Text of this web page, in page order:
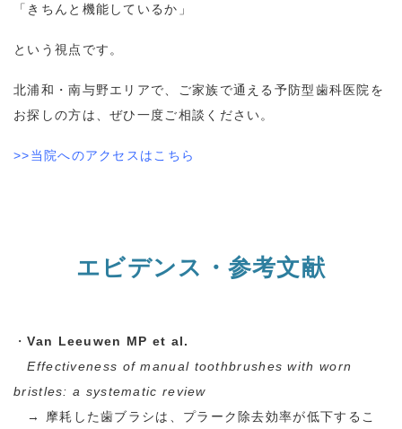
「きちんと機能しているか」
という視点です。
北浦和・南与野エリアで、ご家族で通える予防型歯科医院を
お探しの方は、ぜひ一度ご相談ください。
>>当院へのアクセスはこちら
エビデンス・参考文献
・Van Leeuwen MP et al.
Effectiveness of manual toothbrushes with worn
bristles: a systematic review
→ 摩耗した歯ブラシは、プラーク除去効率が低下するこ